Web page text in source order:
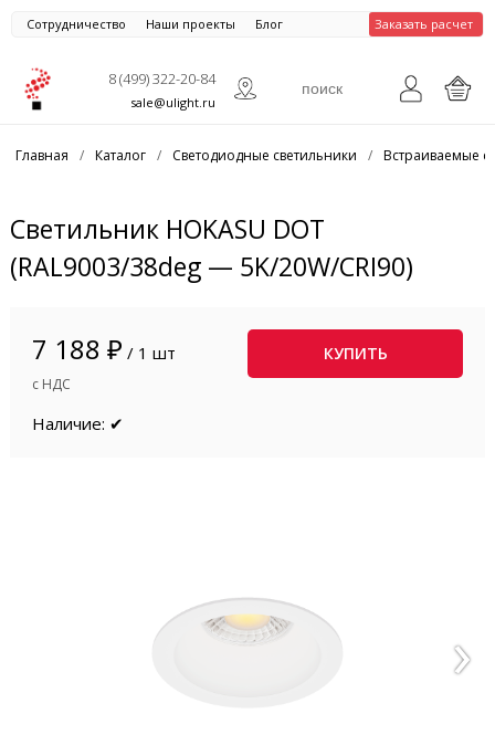
Сотрудничество Наши проекты Блог Заказать расчет
8 (499) 322-20-84
sale@ulight.ru
Главная / Каталог / Светодиодные светильники / Встраиваемые
Светильник HOKASU DOT
(RAL9003/38deg — 5K/20W/CRI90)
7 188 ₽ / 1 шт
с НДС
КУПИТЬ
Наличие: ✔